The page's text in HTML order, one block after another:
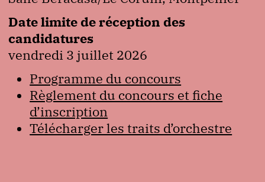
Date limite de réception des
candidatures
vendredi 3 juillet 2026
Programme du concours
Règlement du concours et fiche
d’inscription
Télécharger les traits d’orchestre